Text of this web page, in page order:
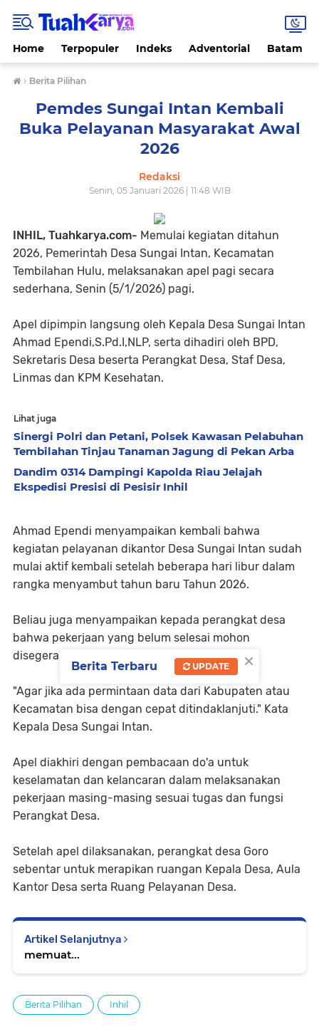
Home Terpopuler Indeks Adventorial Batam
› Berita Pilihan
Pemdes Sungai Intan Kembali
Buka Pelayanan Masyarakat Awal
2026
Redaksi
Senin, 05 Januari 2026 | 11:48 WIB
INHIL, Tuahkarya.com- Memulai kegiatan ditahun
2026, Pemerintah Desa Sungai Intan, Kecamatan
Tembilahan Hulu, melaksanakan apel pagi secara
sederhana, Senin (5/1/2026) pagi.
Apel dipimpin langsung oleh Kepala Desa Sungai Intan
Ahmad Ependi,S.Pd.I,NLP, serta dihadiri oleh BPD,
Sekretaris Desa beserta Perangkat Desa, Staf Desa,
Linmas dan KPM Kesehatan.
Lihat juga
Sinergi Polri dan Petani, Polsek Kawasan Pelabuhan
Tembilahan Tinjau Tanaman Jagung di Pekan Arba
Dandim 0314 Dampingi Kapolda Riau Jelajah
Ekspedisi Presisi di Pesisir Inhil
Ahmad Ependi menyampaikan kembali bahwa
kegiatan pelayanan dikantor Desa Sungai Intan sudah
mulai aktif kembali setelah beberapa hari libur dalam
rangka menyambut tahun baru Tahun 2026.
Beliau juga menyampaikan kepada perangkat desa
bahwa pekerjaan yang belum selesai mohon
disegerakan.
"Agar jika ada permintaan data dari Kabupaten atau
Kecamatan bisa dengan cepat ditindaklanjuti." Kata
Kepala Desa Sungai Intan.
Apel diakhiri dengan pembacaan do'a untuk
keselamatan dan kelancaran dalam melaksanakan
pekerjaan masing-masing sesuai tugas dan fungsi
Perangkat Desa.
Setelah apel dilaksanakan, perangkat desa Goro
sebentar untuk merapikan ruangan Kepala Desa, Aula
Kantor Desa serta Ruang Pelayanan Desa.
Artikel Selanjutnya
memuat...
Berita Pilihan Inhil
×
Berita Terbaru UPDATE